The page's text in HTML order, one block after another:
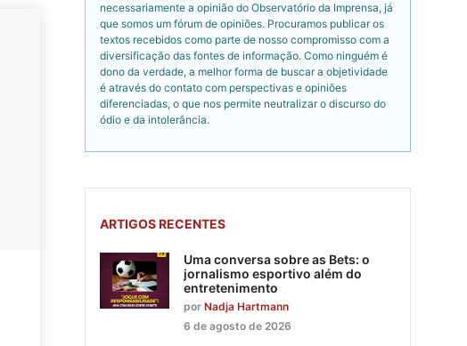
necessariamente a opinião do Observatório da Imprensa, já
que somos um fórum de opiniões. Procuramos publicar os
textos recebidos como parte de nosso compromisso com a
diversificação das fontes de informação. Como ninguém é
dono da verdade, a melhor forma de buscar a objetividade
é através do contato com perspectivas e opiniões
diferenciadas, o que nos permite neutralizar o discurso do
ódio e da intolerância.
ARTIGOS RECENTES
Uma conversa sobre as Bets: o
jornalismo esportivo além do
entretenimento
por Nadja Hartmann
6 de agosto de 2026